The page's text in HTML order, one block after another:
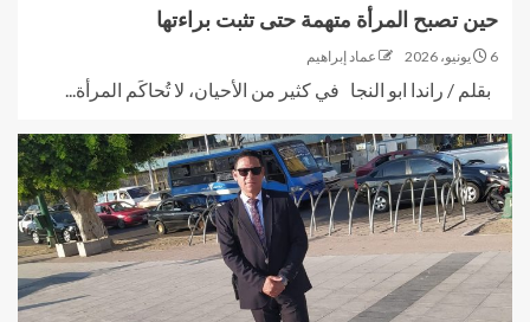
حين تصبح المرأة متهمة حتى تثبت براءتها
6 يونيو، 2026 عماد إبراهيم
بقلم / راندا ابو النجا في كثير من الأحيان، لا تُحاكَم المرأة...